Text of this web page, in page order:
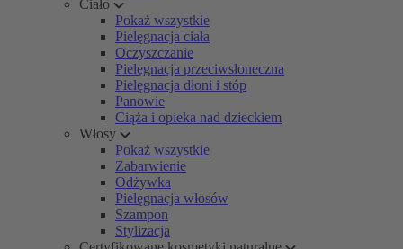
Ciało
Pokaż wszystkie
Pielęgnacja ciała
Oczyszczanie
Pielęgnacja przeciwsłoneczna
Pielęgnacja dłoni i stóp
Panowie
Ciąża i opieka nad dzieckiem
Włosy
Pokaż wszystkie
Zabarwienie
Odżywka
Pielęgnacja włosów
Szampon
Stylizacja